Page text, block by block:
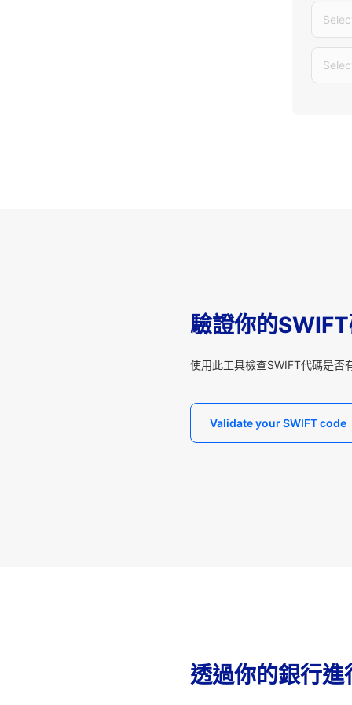
驗證你的
使用此工具檢查SWIFT代碼是否
Validate your SWIFT code
透過你的銀行